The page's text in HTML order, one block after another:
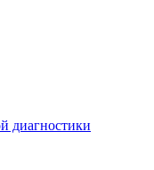
диагностики